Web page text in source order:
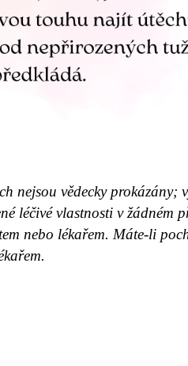
nejsou vědecky prokázány;
léčivé vlastnosti v žádném
nebo lékařem. Máte-li